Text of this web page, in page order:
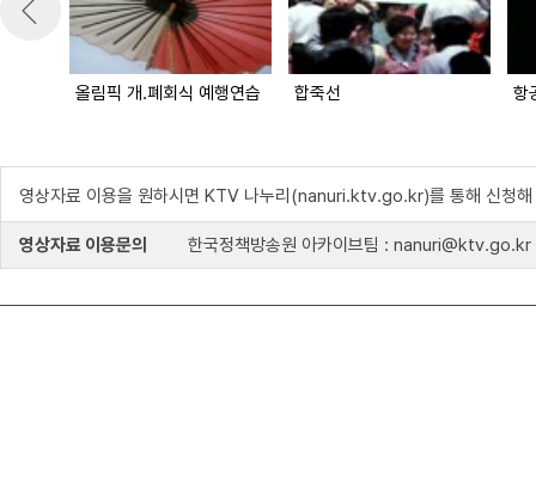
올림픽 개.폐회식 예행연습 합죽선 항
영상자료 이용을 원하시면 KTV 나누리(nanuri.ktv.go.kr)를 통해 신청해
영상자료 이용문의 한국정책방송원 아카이브팀 : nanuri@ktv.go.kr